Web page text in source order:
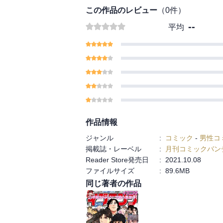
この作品のレビュー （0件）
平均 --
作品情報
ジャンル : コミック - 男性コ
掲載誌・レーベル
:
月刊コミックバン
Reader Store発売日
: 2021.10.08
ファイルサイズ
: 89.6MB
同じ著者の作品